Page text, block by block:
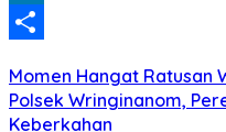
LinkedIn
Momen Hangat Ratusan
Polsek Wringinanom,
Keberkahan